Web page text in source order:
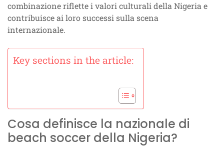
combinazione riflette i valori culturali della Nigeria e
contribuisce ai loro successi sulla scena
internazionale.
Key sections in the article:
Cosa definisce la nazionale di
beach soccer della Nigeria?